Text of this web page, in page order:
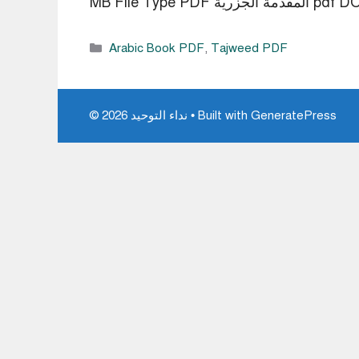
Categories
Arabic Book PDF, Tajweed PDF
© 2026 نداء التوحيد • Built with GeneratePress